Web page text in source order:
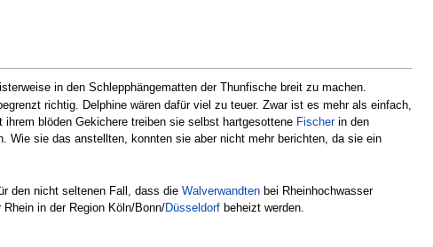
in den Schlepphängematten der Thunfische breit zu machen.
richtig. Delphine wären dafür viel zu teuer. Zwar ist es mehr als einfach,
blöden Gekichere treiben sie selbst hartgesottene Fischerin den
Wie sie das anstellten, konnten sie aber nicht mehr berichten, da sie ein
den nicht seltenen Fall, dass die Walverwandtenbei Rheinhochwasser
in der Region Köln/Bonn/Düsseldorfbeheizt werden.